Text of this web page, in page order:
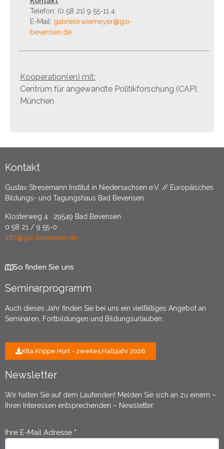
Telefon: (0 58 21) 9 55-11 4
E-Mail: gabriele.wiemeyer@gsi-
bevensen.de
Kooperation(en) mit:
Centrum für angewandte Politikforschung (CAP),
München
Kontakt
Gustav Stresemann Institut in Niedersachsen e.V. // Europäisches
Bildungs- und Tagungshaus Bad Bevensen
Klosterweg 4 . 29549 Bad Bevensen
0 58 21 / 9 55-0
info@gsi-bevensen.de
So finden Sie uns
Seminarprogramm
Auch dieses Jahr finden Sie bei uns ein vielfältiges Angebot an
Seminaren, Fortbildungen und Bildungsurlauben.
Kita Krippe Hort - zweites Halbjahr 2026
Newsletter
Wir halten Sie auf dem Laufenden! Melden Sie sich an zu einem –
Ihren Interessen entsprechenden – Newsletter.
Newsletter
Ihre E-Mail Adresse *